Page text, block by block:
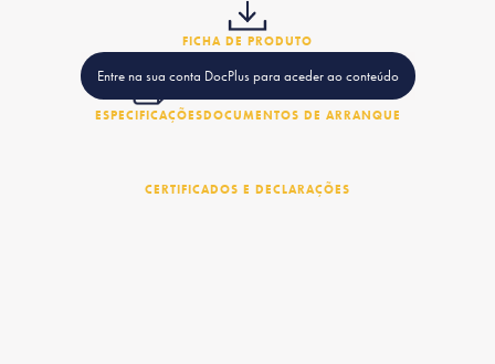
FICHA DE PRODUTO
Entre na sua conta DocPlus para aceder ao conteúdo
ESPECIFICAÇÕESDOCUMENTOS DE ARRANQUE
CERTIFICADOS E DECLARAÇÕES